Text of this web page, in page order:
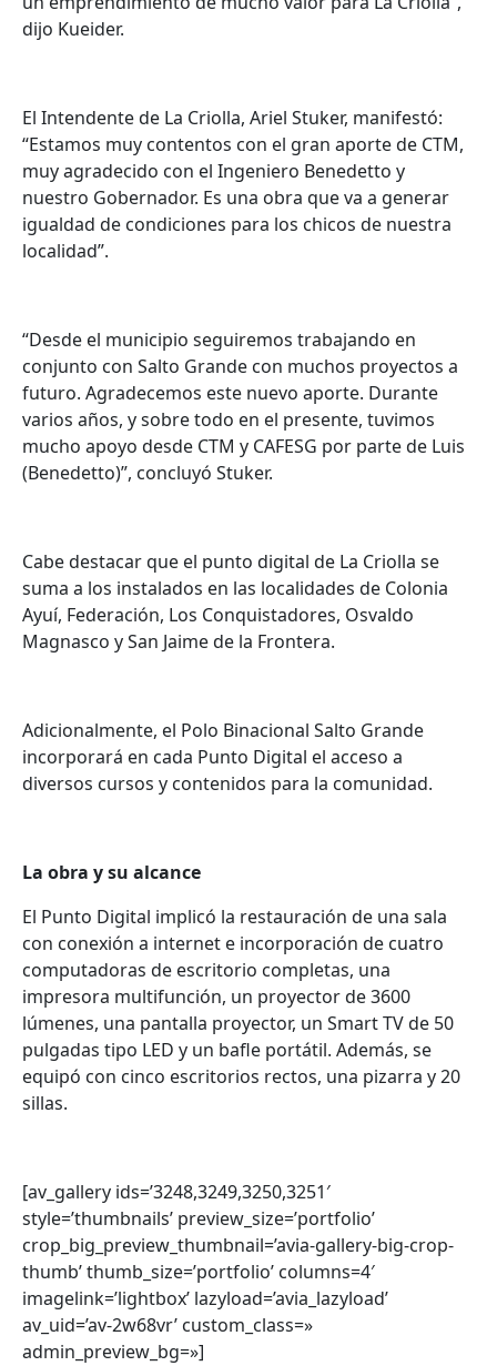
dijo Kueider.
El Intendente de La Criolla, Ariel Stuker, manifestó:
“Estamos muy contentos con el gran aporte de CTM,
muy agradecido con el Ingeniero Benedetto y
nuestro Gobernador. Es una obra que va a generar
igualdad de condiciones para los chicos de nuestra
localidad”.
“Desde el municipio seguiremos trabajando en
conjunto con Salto Grande con muchos proyectos a
futuro. Agradecemos este nuevo aporte. Durante
varios años, y sobre todo en el presente, tuvimos
mucho apoyo desde CTM y CAFESG por parte de Luis
(Benedetto)”, concluyó Stuker.
Cabe destacar que el punto digital de La Criolla se
suma a los instalados en las localidades de Colonia
Ayuí, Federación, Los Conquistadores, Osvaldo
Magnasco y San Jaime de la Frontera.
Adicionalmente, el Polo Binacional Salto Grande
incorporará en cada Punto Digital el acceso a
diversos cursos y contenidos para la comunidad.
La obra y su alcance
El Punto Digital implicó la restauración de una sala
con conexión a internet e incorporación de cuatro
computadoras de escritorio completas, una
impresora multifunción, un proyector de 3600
lúmenes, una pantalla proyector, un Smart TV de 50
pulgadas tipo LED y un bafle portátil. Además, se
equipó con cinco escritorios rectos, una pizarra y 20
sillas.
[av_gallery ids=’3248,3249,3250,3251′
style=’thumbnails’ preview_size=’portfolio’
crop_big_preview_thumbnail=’avia-gallery-big-crop-
thumb’ thumb_size=’portfolio’ columns=4′
imagelink=’lightbox’ lazyload=’avia_lazyload’
av_uid=’av-2w68vr’ custom_class=»
admin_preview_bg=»]